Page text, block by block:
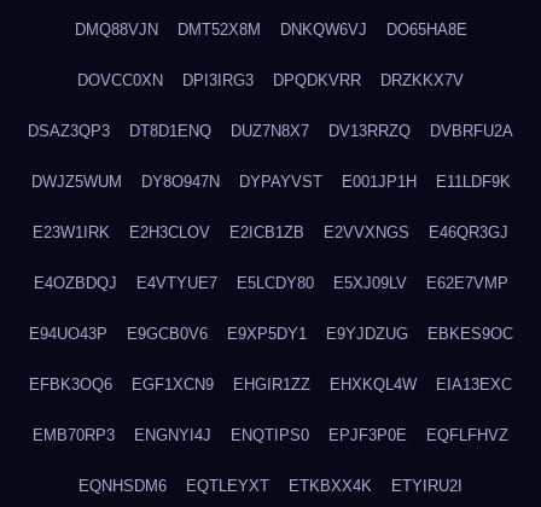
DMQ88VJN DMT52X8M DNKQW6VJ DO65HA8E
DOVCC0XN DPI3IRG3 DPQDKVRR DRZKKX7V
DSAZ3QP3 DT8D1ENQ DUZ7N8X7 DV13RRZQ DVBRFU2A
DWJZ5WUM DY8O947N DYPAYVST E001JP1H E11LDF9K
E23W1IRK E2H3CLOV E2ICB1ZB E2VVXNGS E46QR3GJ
E4OZBDQJ E4VTYUE7 E5LCDY80 E5XJ09LV E62E7VMP
E94UO43P E9GCB0V6 E9XP5DY1 E9YJDZUG EBKES9OC
EFBK3OQ6 EGF1XCN9 EHGIR1ZZ EHXKQL4W EIA13EXC
EMB70RP3 ENGNYI4J ENQTIPS0 EPJF3P0E EQFLFHVZ
EQNHSDM6 EQTLEYXT ETKBXX4K ETYIRU2I